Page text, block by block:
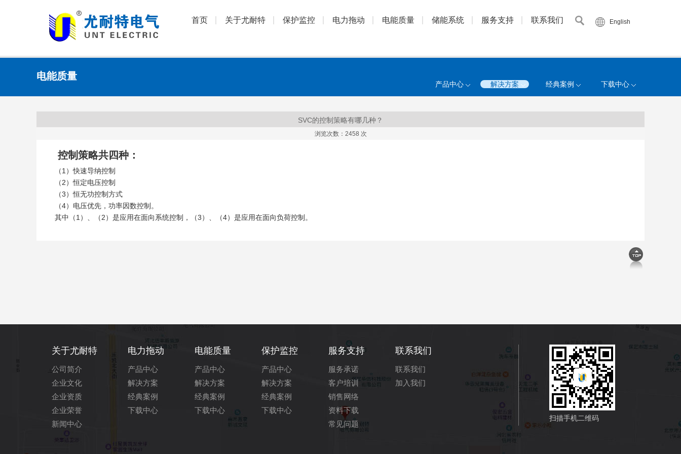
English
首页 关于尤耐特 保护监控 电力拖动 电能质量 储能系统 服务支持 联系我们
电能质量
产品中心 解决方案 经典案例 下载中心
SVC的控制策略有哪几种？
浏览次数： 2458 次
控制策略共四种：
（1）快速导纳控制
（2）恒定电压控制
（3）恒无功控制方式
（4）电压优先，功率因数控制。
其中（1）、（2）是应用在面向系统控制，（3）、（4）是应用在面向负荷控制。
关于尤耐特
公司简介
企业文化
企业资质
企业荣誉
新闻中心
电力拖动
产品中心
解决方案
经典案例
下载中心
电能质量
产品中心
解决方案
经典案例
下载中心
保护监控
产品中心
解决方案
经典案例
下载中心
服务支持
服务承诺
客户培训
销售网络
资料下载
常见问题
联系我们
联系我们
加入我们
扫描手机二维码